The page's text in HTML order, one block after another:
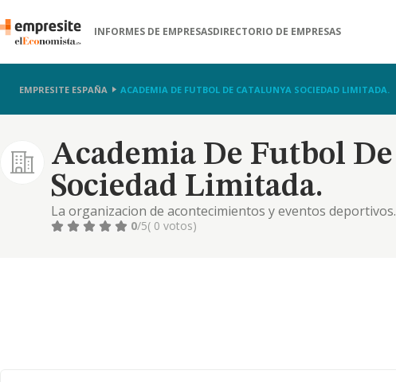
INFORMES DE EMPRESASDIRECTORIO DE EMPRESAS
EMPRESITE ESPAÑA ACADEMIA DE FUTBOL DE CATALUNYA SOCIEDAD LIMITADA.
Academia De Futbol
Sociedad Limitada.
La organizacion de acontecimientos y eventos
mediante todo tipo de cursos, clases y entrenamientos.
0/5( 0 votos)